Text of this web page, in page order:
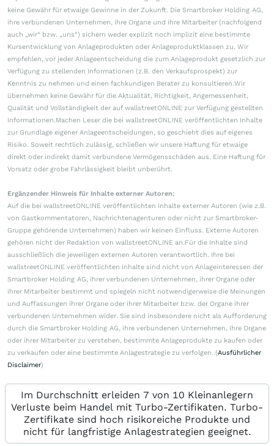
keine Gewähr für etwaige Gewinne in der Zukunft. Die Smartbroker Holding AG,
ihre verbundenen Unternehmen, ihre Organe und ihre Mitarbeiter (nachfolgend
auch „wir“ bzw. „uns“) sichern weder explizit noch implizit eine bestimmte
Kursentwicklung von Anlageprodukten oder Anlageproduktklassen zu. Wir
empfehlen, vor jeder Anlageentscheidung die zum Anlageprodukt gesetzlich zur
Verfügung zu stellenden Informationen (z.B. den Verkaufsprospekt) zur
Kenntnis zu nehmen und einen fachkundigen Berater zu konsultieren.Wir
übernehmen keine Gewähr für die Aktualität, Richtigkeit, Angemessenheit,
Qualität und Vollständigkeit der auf wallstreetONLINE zur Verfügung gestellten
Informationen.Machen Leser die bei wallstreetONLINE veröffentlichten Inhalte
zur Grundlage eigener Anlageentscheidungen, so geschieht dies auf eigenes
Risiko. Soweit rechtlich zulässig, schließen wir unsere Haftung für etwaige
direkt oder indirekt damit verbundene Vermögensschäden aus. Eine Haftung für
Vorsatz oder grobe Fahrlässigkeit bleibt unberührt.
Ergänzender Hinweis für Inhalte externer Autoren:
Auf die bei wallstreetONLINE veröffentlichten Inhalte externer Autoren (wie z.B.
von Gastkommentatoren, Nachrichtenagenturen oder nicht zur Smartbroker-
Gruppe gehörende Unternehmen) haben wir keinen Einfluss. Externe Autoren
gehören nicht der Redaktion von wallstreetONLINE an.Für die Inhalte sind
ausschließlich die jeweiligen externen Autoren verantwortlich. Ihre bei
wallstreetONLINE veröffentlichten Inhalte sind nicht von Anlageinteressen der
Smartbroker Holding AG, ihrer verbundenen Unternehmen, ihrer Organe oder
ihrer Mitarbeiter bestimmt und spiegeln nicht notwendigerweise die Meinungen
und Auffassungen ihrer Organe oder ihrer Mitarbeiter bzw. der Organe ihrer
verbundenen Unternehmen wider. Sie sind insbesondere nicht als Aufforderung
durch die Smartbroker Holding AG, ihre verbundenen Unternehmen, ihre Organe
oder ihrer Mitarbeiter zu verstehen, bestimmte Anlageprodukte zu kaufen oder
zu verkaufen oder eine bestimmte Anlagestrategie zu verfolgen. (Ausführlicher
Disclaimer)
Im Durchschnitt erleiden 7 von 10 Kleinanlegern
Verluste beim Handel mit Turbo-Zertifikaten. Turbo-
Zertifikate sind hoch risikoreiche Produkte und
nicht für langfristige Anlagestrategien geeignet.